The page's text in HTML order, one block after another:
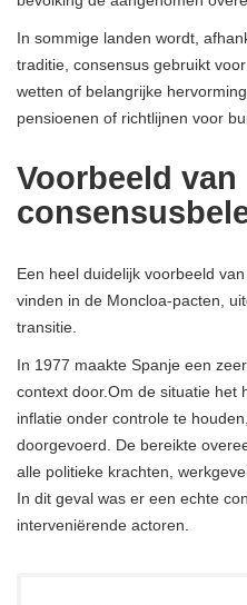
In sommige landen wordt,
traditie, consensus gebruikt
wetten of belangrijke
pensioenen of richtlijnen voor
Voorbeeld van
Een heel duidelijk voorbeeld
vinden in de Moncloa-pacten,
transitie.
In 1977 maakte Spanje een
context door.Om de situatie het
inflatie onder controle te
doorgevoerd. De bereikte
alle politieke krachten,
In dit geval was er een echte
interveniërende actoren.